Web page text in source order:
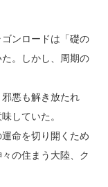
ンロードは「礎の
。しかし、周期の
悪も解き放たれ
していた。
命を切り開くため
の住まう大陸、ク